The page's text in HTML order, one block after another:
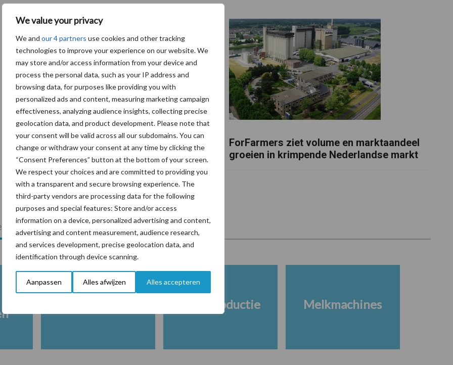
We value your privacy
We and our 4 partners use cookies and other tracking
technologies to improve your experience on our website. We
may store and/or access information from your device and
process the personal data, such as your IP address and
browsing data, for purposes like providing you with
personalized ads and content, measuring marketing campaign
effectiveness, analyzing audience insights, collecting precise
geolocation data, and product development. Please note that
your consent will be valid across all our subdomains. You can
change or withdraw your consent at any time by clicking the
“Consent Preferences” button at the bottom of your screen.
We respect your choices and are committed to providing you
with a transparent and secure browsing experience. The
third-party vendors are processing data for the following
purposes and special features: Store and/or access
information on a device, personalized advertising and content,
advertising and content measurement, audience research,
and services development, precise geolocation data, and
identification through device scanning.
Aanpassen Alles afwijzen Alles accepteren
De speenhuid: een vaak onderschatte
risicofactor voor mastitis
ForFarmers ziet volume en marktaandeel
groeien in krimpende Nederlandse markt
Veevoer Wet en regelgeving
Melkproductie Melkmachines